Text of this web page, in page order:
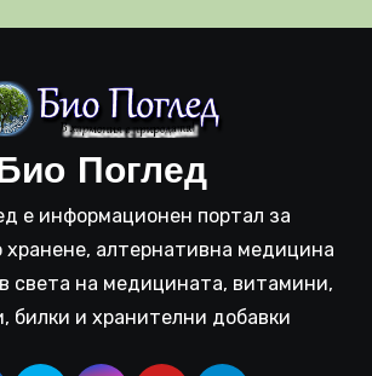
Поглед
е информационен портал за
хранене, алтернативна медицина
света на медицината, витамини,
билки и хранителни добавки